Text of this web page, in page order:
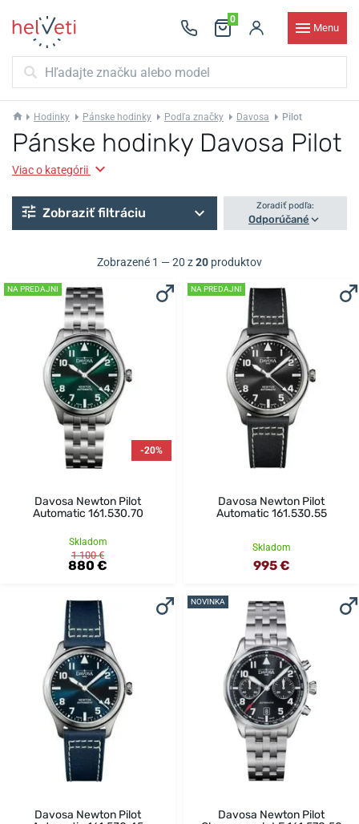
0
Menu
Hodinky Pánske hodinky Podľa značky Davosa Pilot
Pánske hodinky Davosa Pilot
Viac o kategórii
Zobraziť filtráciu Zoradiť podľa:
Odporúčané
Zobrazené 1 — 20 z20 produktov
NA PREDAJNI
-20%
Davosa Newton Pilot
Automatic 161.530.70
Skladom
1 100 €
880 €
NA PREDAJNI
Davosa Newton Pilot
Automatic 161.530.55
Skladom
995 €
Davosa Newton Pilot
NOVINKA
Davosa Newton Pilot